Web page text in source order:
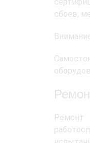
сбоев,
Ремонт